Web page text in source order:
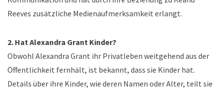
Reeves zusätzliche Medienaufmerksamkeit erlangt.
2. Hat Alexandra Grant Kinder?
Obwohl Alexandra Grant ihr Privatleben weitgehend aus der
Öffentlichkeit fernhält, ist bekannt, dass sie Kinder hat.
Details über ihre Kinder, wie deren Namen oder Alter, teilt sie